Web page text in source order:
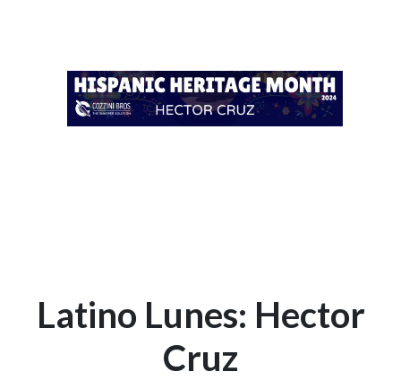
Latino Lunes: Hector
Cruz